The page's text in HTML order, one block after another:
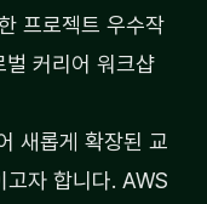
프로젝트 우수작
커리어 워크샵
새롭게 확장된 교
고자 합니다. AWS